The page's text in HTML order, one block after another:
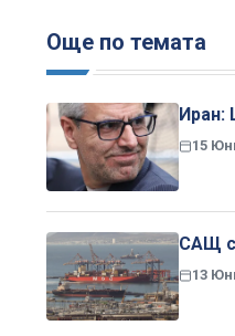
Още по темата
Иран:
15
САЩ
13